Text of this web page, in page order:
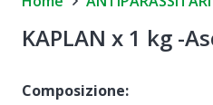
KAPLAN x 1 kg -
Composizione: